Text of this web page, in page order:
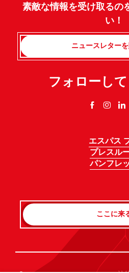
素敵な情報を受け取るの
い！
ニュースレター
フォローし
エスパス
プレスル
パンフレ
ここに来